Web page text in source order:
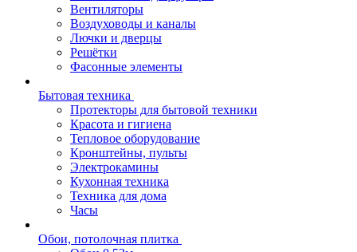
Вентиляторы
Воздуховоды и каналы
Лючки и дверцы
Решётки
Фасонные элементы
Бытовая техника
Протекторы для бытовой техники
Красота и гигиена
Тепловое оборудование
Кронштейны, пульты
Электрокамины
Кухонная техника
Техника для дома
Часы
Обои, потолочная плитка